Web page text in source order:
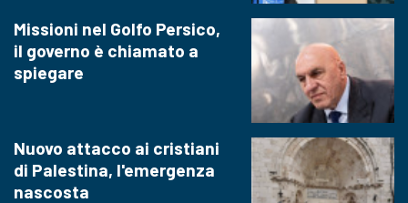
Missioni nel Golfo Persico,
il governo è chiamato a
spiegare
Nuovo attacco ai cristiani
di Palestina, l'emergenza
nascosta